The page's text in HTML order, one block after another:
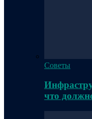
Советы
что